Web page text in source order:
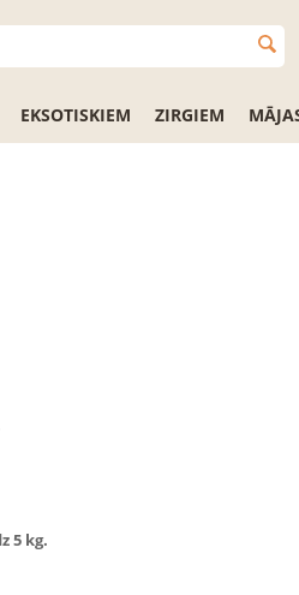
EKSOTISKIEM ZIRGIEM
5 kg.